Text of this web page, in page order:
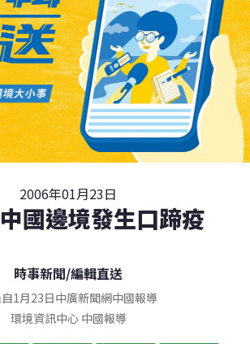
2006年01月23日
國邊境發生口蹄疫
時事新聞/編輯直送
1月23日中廣新聞網中國報導
環境資訊中心 中國報導